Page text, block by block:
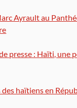
Ayrault au
presse : Haïti, une
haïtiens en